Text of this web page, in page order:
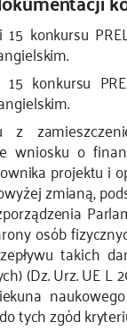
konkursu
konkursu
o
projektu i
zmianą,
osób
takich
(Dz. Urz. UE L
tych zgód